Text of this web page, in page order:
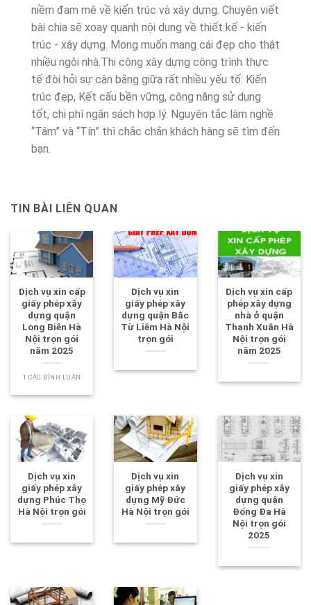
niềm đam mê về kiến trúc và xây dựng. Chuyên viết
bài chia sẽ xoay quanh nội dung về thiết kế - kiến
trúc - xây dựng. Mong muốn mang cái đẹp cho thật
nhiều ngôi nhà.Thi công xây dựng công trình thực
tế đòi hỏi sự cân bằng giữa rất nhiều yếu tố: Kiến
trúc đẹp, Kết cấu bền vững, công năng sử dụng
tốt, chi phí ngân sách hợp lý. Nguyên tắc làm nghề
“Tâm” và “Tín” thì chắc chắn khách hàng sẽ tìm đến
bạn.
TIN BÀI LIÊN QUAN
Dịch vụ xin cấp
giấy phép xây
dựng quận
Long Biên Hà
Nội trọn gói
năm 2025
1 CÁC BÌNH LUẬN
Dịch vụ xin
giấy phép xây
dựng quận Bắc
Từ Liêm Hà Nội
trọn gói
Dịch vụ xin cấp
phép xây dựng
nhà ở quận
Thanh Xuân Hà
Nội trọn gói
năm 2025
Dịch vụ xin
giấy phép xây
dựng Phúc Thọ
Hà Nội trọn gói
Dịch vụ xin
giấy phép xây
dựng Mỹ Đức
Hà Nội trọn gói
Dịch vụ xin
giấy phép xây
dựng quận
Đống Đa Hà
Nội trọn gói
2025